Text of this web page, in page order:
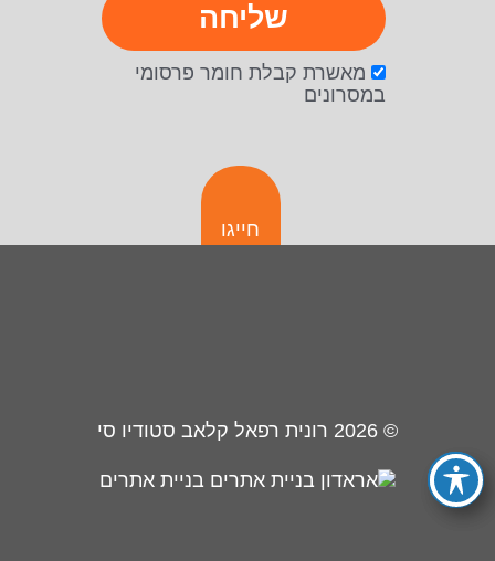
מאשרת קבלת חומר פרסומי
במסרונים
שליחה
חייגו
© 2026 רונית רפאל קלאב סטודיו סי
בניית אתרים